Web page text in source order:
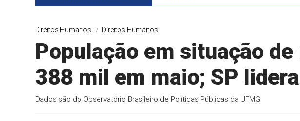
Direitos Humanos Direitos Humanos
População em situação de
388 mil em maio; SP lidera
Dados são do Observatório Brasileiro de Políticas Públicas da UFMG